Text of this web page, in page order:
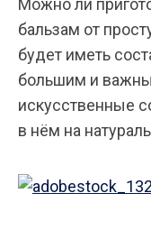
Можно ли
бальзам от
будет иметь
большим и
искусственные
в нём на